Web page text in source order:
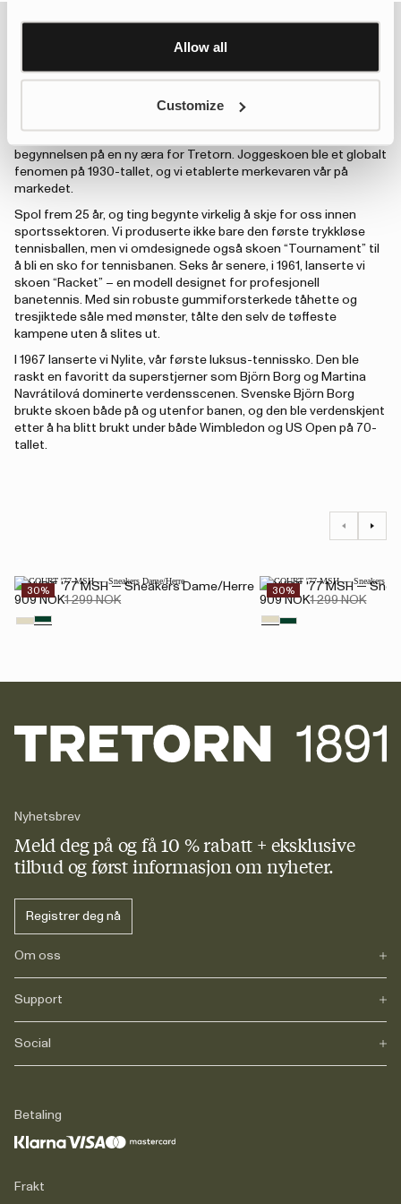
Learn more about Google’s Personalisation and
Allow all
Customize
Canvas sneakers
En faktum som ikke mange kjenner til, er at vi er verdens nest
begynnelsen på en ny æra for Tretorn. Joggeskoen ble et globalt
fenomen på 1930-tallet, og vi etablerte merkevaren vår på
markedet.
Spol frem 25 år, og ting begynte virkelig å skje for oss innen
sportssektoren. Vi produserte ikke bare den første trykkløse
tennisballen, men vi omdesignede også skoen “Tournament” til
å bli en sko for tennisbanen. Seks år senere, i 1961, lanserte vi
skoen “Racket” – en modell designet for profesjonell
banetennis. Med sin robuste gummiforsterkede tåhette og
tresjiktede såle med mønster, tålte den selv de tøffeste
kampene uten å slites ut.
I 1967 lanserte vi Nylite, vår første luksus-tennissko. Den ble
raskt en favoritt da superstjerner som Björn Borg og Martina
Navrátilová dominerte verdensscenen. Svenske Björn Borg
brukte skoen både på og utenfor banen, og den ble verdenskjent
etter å ha blitt brukt under både Wimbledon og US Open på 70-
tallet.
30%
COURT '77 MSH — Sneakers Dame/Herre
909 NOK1 299 NOK
30%
COURT '77 MSH —
909 NOK1 299 NOK
Nyhetsbrev
Meld deg på og få 10 % rabatt + eksklusive
tilbud og først informasjon om nyheter.
Registrer deg nå
Om oss
Vår historie
Karriere
Journals
Support
FAQs
Levering
Juridisk
Kontakt
Social
TikTok
LinkedIn
Betaling
Frakt